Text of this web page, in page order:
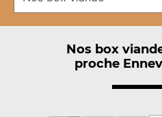
Nos box
proche